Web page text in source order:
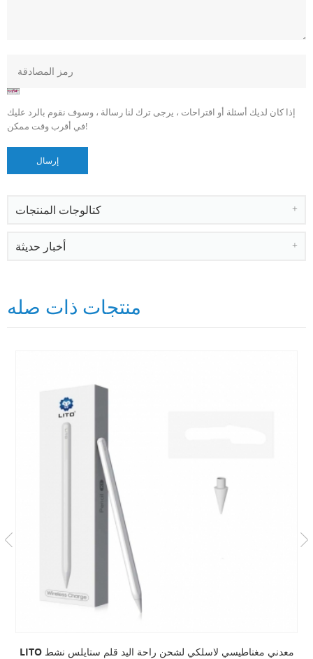
إذا كان لديك أسئلة أو اقتراحات ، يرجى ترك لنا رسالة ، وسوف نقوم بالرد عليك
في أقرب وقت ممكن!
كتالوجات المنتجات
أخبار حديثة
منتجات ذات صله
LITO معدني مغناطيسي لاسلكي لشحن راحة اليد قلم ستايلس نشط